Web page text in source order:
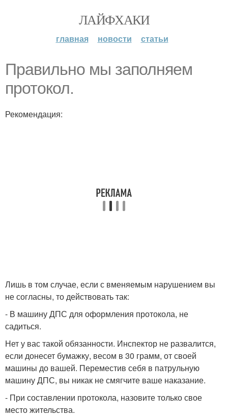
ЛАЙФХАКИ
главная новости статьи
Правильно мы заполняем
протокол.
Рекомендация:
Лишь в том случае, если с вменяемым нарушением вы
не согласны, то действовать так:
- В машину ДПС для оформления протокола, не
садиться.
Нет у вас такой обязанности. Инспектор не развалится,
если донесет бумажку, весом в 30 грамм, от своей
машины до вашей. Переместив себя в патрульную
машину ДПС, вы никак не смягчите ваше наказание.
- При составлении протокола, назовите только свое
место жительства.